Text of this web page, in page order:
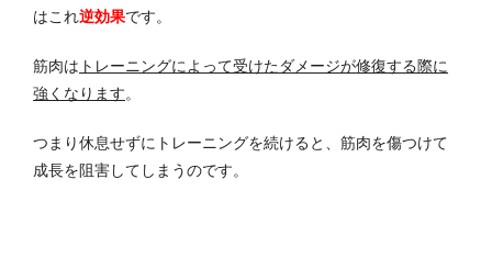
はこれ逆効果です。
筋肉は トレーニングによって受けたダメージが修復する際に
強くなります。
つまり休息せずにトレーニングを続けると、筋肉を傷つけて
成長を阻害してしまうのです。